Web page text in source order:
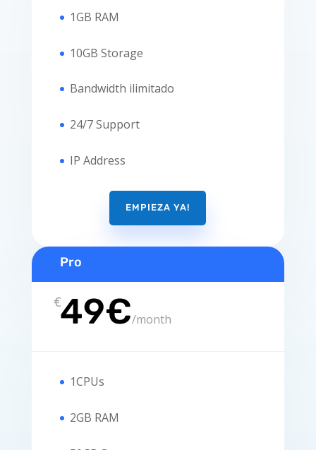
1GB RAM
10GB Storage
Bandwidth ilimitado
24/7 Support
IP Address
EMPIEZA YA!
Pro
€49€/month
1CPUs
2GB RAM